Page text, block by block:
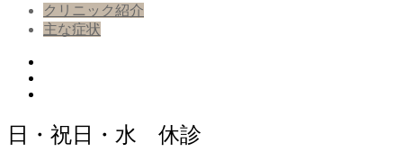
クリニック紹介
主な症状
日・祝日・水 休診